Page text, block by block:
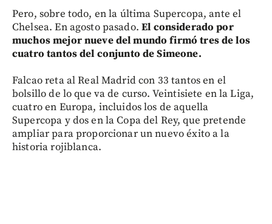
Pero, sobre todo, en la última Supercopa, ante el
Chelsea. En agosto pasado.El considerado por
muchos mejor nueve del mundo firmó tres de los
cuatro tantos del conjunto de Simeone.
Falcao reta al Real Madrid con 33 tantos en el
bolsillo de lo que va de curso. Veintisiete en la Liga,
cuatro en Europa, incluidos los de aquella
Supercopa y dos en la Copa del Rey, que pretende
ampliar para proporcionar un nuevo éxito a la
historia rojiblanca.